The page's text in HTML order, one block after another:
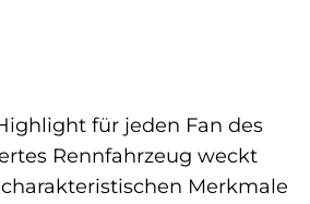
für jeden Fan des
Rennfahrzeug weckt
Merkmale